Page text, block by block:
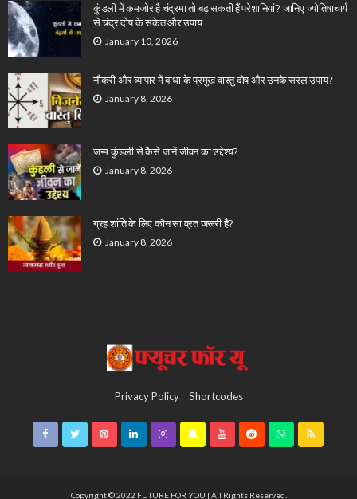
कुंडली में कमजोर है चंद्रमा तो बढ़ सकती हैं परेशानियां? जानिए ज्योतिषाचार्य
से चंद्र दोष के संकेत और उपाय…!
January 10, 2026
नौकरी और व्यापार में बाधा के प्रमुख वास्तु दोष और उनके सरल उपाय?
January 8, 2026
जन्म कुंडली से कैसे जानें जीवन का उद्देश्य?
January 8, 2026
ग्रह शांति के लिए कौन सा व्रत जरूरी है?
January 8, 2026
Privacy Policy Shortcodes
Copyright © 2022 FUTURE FOR YOU | All Rights Reserved.